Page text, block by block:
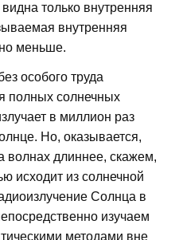
только внутренняя
внутренняя
меньше.
особого труда
полных солнечных
в миллион раз
Но, оказывается,
волнах длиннее, скажем,
исходит из солнечной
Солнца в
изучаем
методами вне